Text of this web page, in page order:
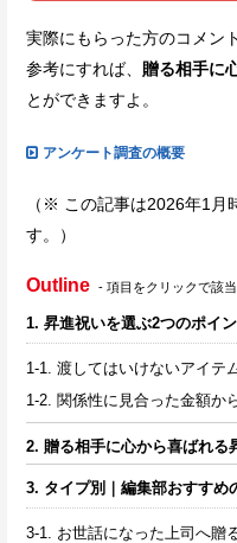
実際にもらった方のコメン
参考にすれば、 贈る相手に
とができますよ。
アンケート調査の概要
（※ この記事は2026年1月
す。）
Outline - 項目をクリックで該
1. 昇進祝いを選ぶ2つのポイ
1-1. 渡してはいけないアイテ
1-2. 関係性に見合った金額か
2. 贈る相手に心から喜ばれる
3. タイプ別｜編集部おすすめ
3-1. お世話になった上司へ贈